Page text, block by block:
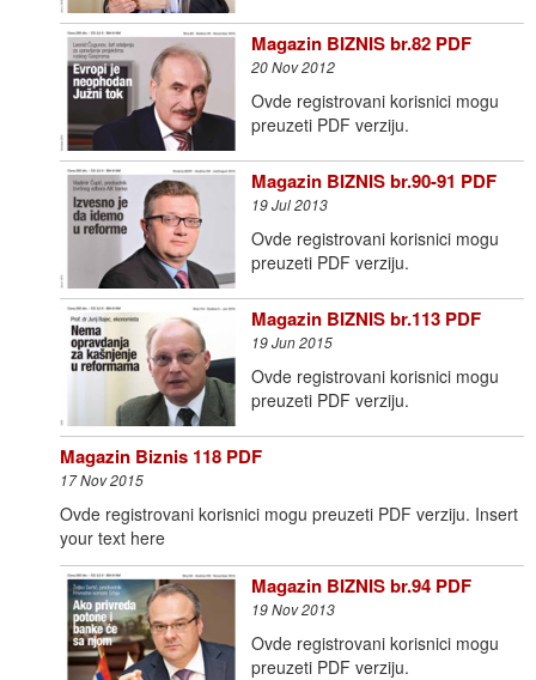
Magazin BIZNIS br.82 PDF
20 Nov 2012
Ovde registrovani korisnici mogu
preuzeti PDF verziju.
Magazin BIZNIS br.90-91 PDF
19 Jul 2013
Ovde registrovani korisnici mogu
preuzeti PDF verziju.
Magazin BIZNIS br.113 PDF
19 Jun 2015
Ovde registrovani korisnici mogu
preuzeti PDF verziju.
Magazin Biznis 118 PDF
17 Nov 2015
Ovde registrovani korisnici mogu preuzeti PDF verziju. Insert
your text here
Magazin BIZNIS br.94 PDF
19 Nov 2013
Ovde registrovani korisnici mogu
preuzeti PDF verziju.